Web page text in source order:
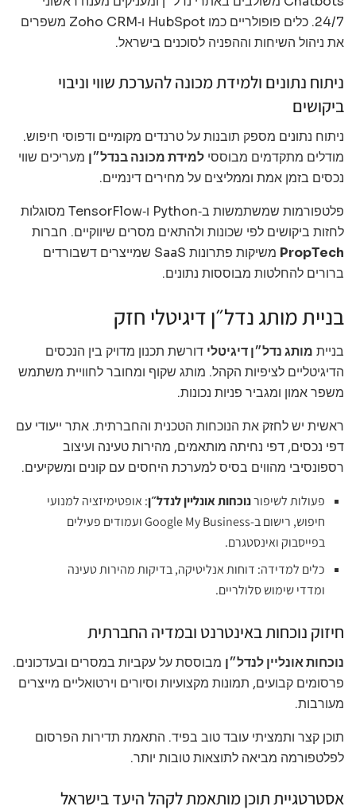
24/7. כלים פופולריים כמו HubSpot ו‑Zoho CRM משפרים
את ניהול השיחות וההפניה לסוכנים בישראל.
ניתוח נתונים ולמידת מכונה להערכת שווי וניבוי
ביקושים
ניתוח נתונים מספק תובנות על טרנדים מקומיים ודפוסי חיפוש.
מודלים מתקדמים מבוססי למידת מכונה בנדל״ן מעריכים שווי
נכסים בזמן אמת וממליצים על מחירים דינמיים.
פלטפורמות שמשתמשות ב‑Python ו‑TensorFlow מסוגלות
לחזות ביקושים לפי שכונות ולהתאים מסרים שיווקיים. חברות
PropTech
משיקות פתרונות SaaS שמייצרים דשבורדים
ברורים להחלטות מבוססות נתונים.
בניית מותג נדל״ן דיגיטלי חזק
בניית מותג נדל״ן דיגיטלי דורשת תכנון מדויק בין הנכסים
הדיגיטליים לציפיות הקהל. מותג שקוף ומחובר לחוויית משתמש
משפר אמון ומגביר פניות נכונות.
ראשית יש לחזק את הנוכחות הטכנית והחברתית. אתר ייעודי עם
דפי נכסים, דפי נחיתה מותאמים, מהירות טעינה ועיצוב
רספונסיבי מהווים בסיס למערכת היחסים עם קונים ומשקיעים.
פעולות לשיפורנוכחות אונליין לנדל״ן: אופטימיזציה למנועי
חיפוש, רישום ב‑Google My Business ועמודים פעילים
בפייסבוק ואינסטגרם.
כלים למדידה: דוחות אנליטיקה, בדיקות מהירות טעינה
ומדדי שימוש סלולריים.
חיזוק נוכחות באינטרנט ובמדיה החברתית
נוכחות אונליין לנדל״ן מבוססת על עקביות במסרים ובעדכונים.
פרסומים קבועים, תמונות מקצועיות וסיורים וירטואליים מייצרים
מעורבות.
תוכן קצר ותמציתי עובד טוב בפיד. התאמת תדירות הפרסום
לפלטפורמה מביאה לתוצאות טובות יותר.
אסטרטגיית תוכן מותאמת לקהל היעד בישראל